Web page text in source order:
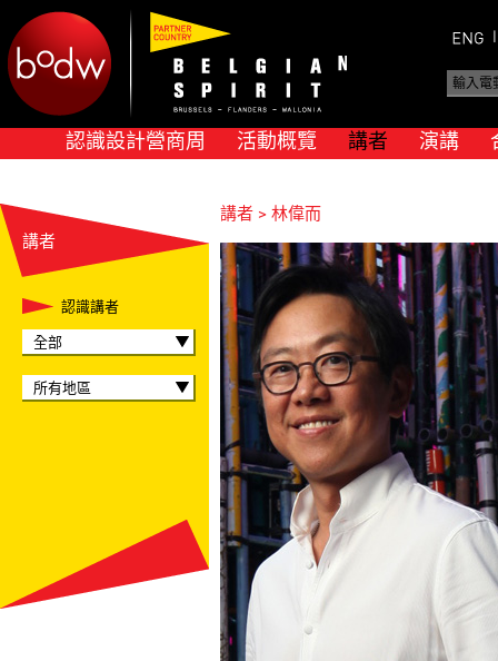
認識設計營商周 活動概覽 講者 演講
講者
認識講者
全部
所有地區
講者 > 林偉而